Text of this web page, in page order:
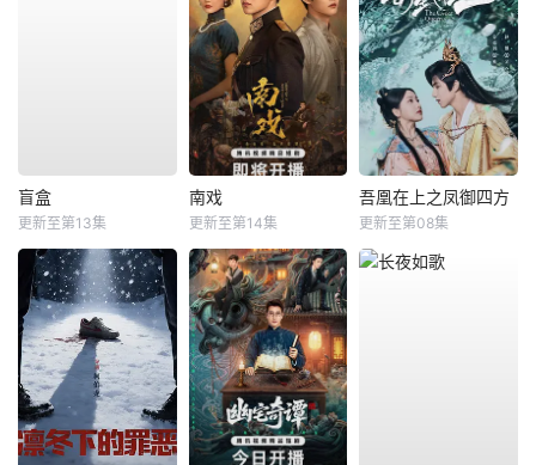
盲盒
更新至第13集
南戏
更新至第14集
吾凰在上之凤御四方
更新至第08集